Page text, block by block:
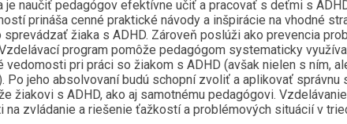
je naučiť pedagógov efektívne učiť a pracovať s deťmi s
prináša cenné praktické návody a inšpirácie na vhodné
žiaka s ADHD. Zároveň poslúži ako prevencia
program pomôže pedagógom systematicky
vedomosti pri práci so žiakom s ADHD (avšak nielen s ním,
Po jeho absolvovaní budú schopní zvoliť a aplikovať správnu
žiakovi s ADHD, ako aj samotnému pedagógovi.
na zvládanie a riešenie ťažkostí a problémových situácií v